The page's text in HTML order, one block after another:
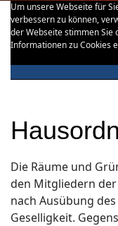
Um unsere Webseite für
verbessern zu können,
der Webseite stimmen Sie
Informationen zu Cookies
Die Räume und
den Mitgliedern
nach Ausübung
Geselligkeit.